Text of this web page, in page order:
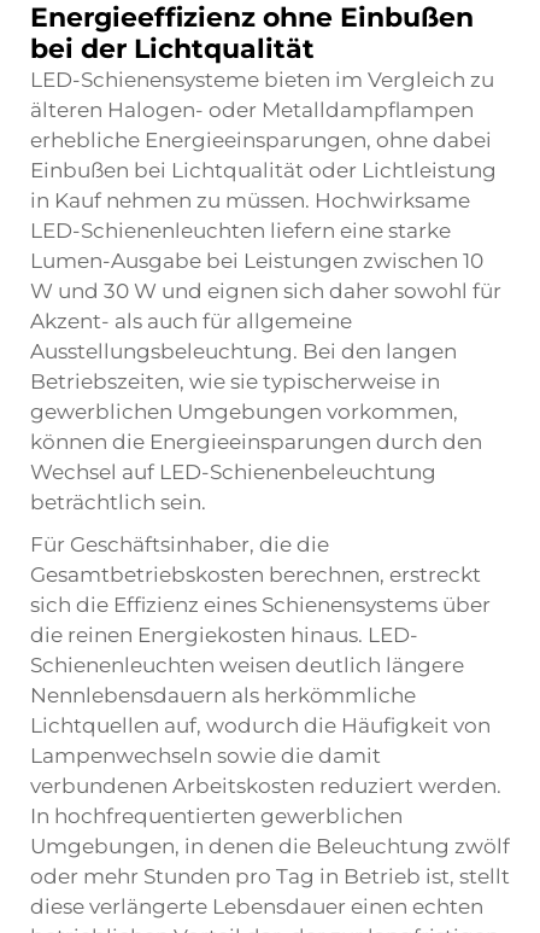
Energieeffizienz ohne Einbußen
bei der Lichtqualität
LED-Schienensysteme bieten im Vergleich zu
älteren Halogen- oder Metalldampflampen
erhebliche Energieeinsparungen, ohne dabei
Einbußen bei Lichtqualität oder Lichtleistung
in Kauf nehmen zu müssen. Hochwirksame
LED-Schienenleuchten liefern eine starke
Lumen-Ausgabe bei Leistungen zwischen 10
W und 30 W und eignen sich daher sowohl für
Akzent- als auch für allgemeine
Ausstellungsbeleuchtung. Bei den langen
Betriebszeiten, wie sie typischerweise in
gewerblichen Umgebungen vorkommen,
können die Energieeinsparungen durch den
Wechsel auf LED-Schienenbeleuchtung
beträchtlich sein.
Für Geschäftsinhaber, die die
Gesamtbetriebskosten berechnen, erstreckt
sich die Effizienz eines Schienensystems über
die reinen Energiekosten hinaus. LED-
Schienenleuchten weisen deutlich längere
Nennlebensdauern als herkömmliche
Lichtquellen auf, wodurch die Häufigkeit von
Lampenwechseln sowie die damit
verbundenen Arbeitskosten reduziert werden.
In hochfrequentierten gewerblichen
Umgebungen, in denen die Beleuchtung zwölf
oder mehr Stunden pro Tag in Betrieb ist, stellt
diese verlängerte Lebensdauer einen echten